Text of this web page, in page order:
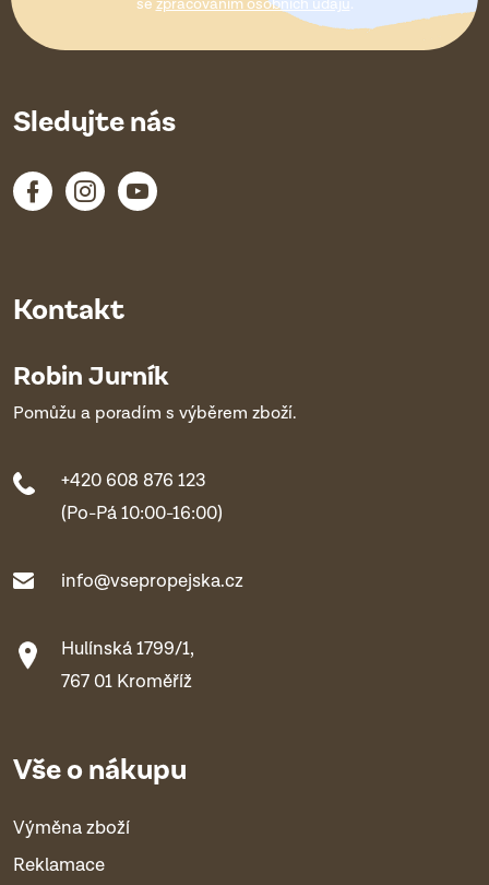
se zpracováním osobních údajů.
Kontakt
Robin Jurník
Pomůžu a poradím s výběrem zboží.
+420 608 876 123
(Po-Pá 10:00-16:00)
info@vsepropejska.cz
Hulínská 1799/1,
767 01 Kroměříž
Vše o nákupu
Výměna zboží
Reklamace
Sledujte nás